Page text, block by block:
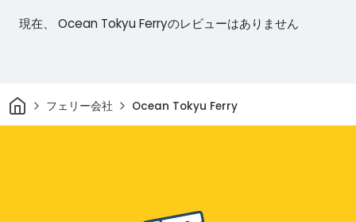
現在、 Ocean Tokyu Ferryのレビューはありません
家 フェリー会社 Ocean Tokyu Ferry